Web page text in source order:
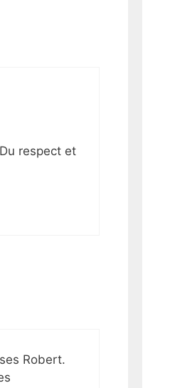
respect et
Robert.